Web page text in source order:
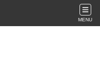
MENU